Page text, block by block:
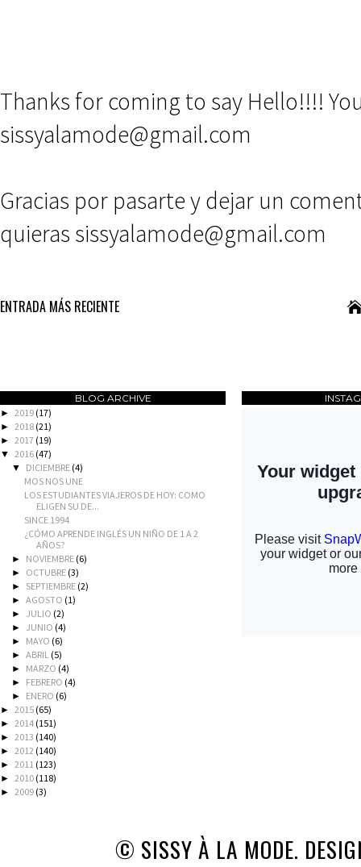
Thanks for coming to say Hello!!!!
sissyalamode@gmail.com
Gracias por pasarte y dejar un
quieras sissyalamode@gmail.com
ENTRADA MÁS RECIENTE
BLOG ARCHIVE
► 2019 (17)
► 2018 (21)
► 2017 (19)
▼ 2016 (47)
▼ DICIEMBRE (4)
MOS NOS UNE
LOS ESTUDIANTES VIAJEROS DE HOY: COMO
ELIGEN SU DE...
SINCE 1994
¿CÓMO APRENDE INGLÉS UN NIÑO DE 1 A 2
AÑOS?
► NOVIEMBRE (6)
► OCTUBRE (3)
► SEPTIEMBRE (2)
►AGOSTO (1)
► JULIO (2)
► JUNIO (4)
► MAYO (6)
►ABRIL (5)
► MARZO (4)
► FEBRERO (4)
► ENERO (6)
► 2015 (65)
► 2014 (151)
► 2013 (140)
► 2012 (140)
► 2011 (123)
► 2010 (118)
► 2009 (3)
© SISSY À LA MODE.